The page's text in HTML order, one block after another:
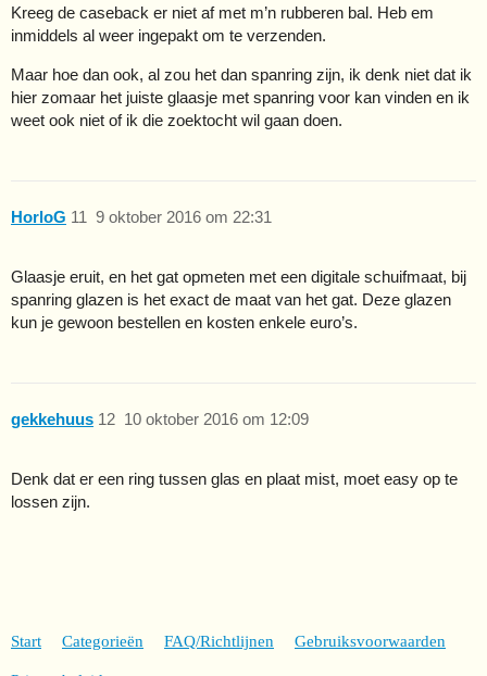
Kreeg de caseback er niet af met m’n rubberen bal. Heb em
inmiddels al weer ingepakt om te verzenden.
Maar hoe dan ook, al zou het dan spanring zijn, ik denk niet dat ik
hier zomaar het juiste glaasje met spanring voor kan vinden en ik
weet ook niet of ik die zoektocht wil gaan doen.
HorloG 9 oktober 2016 om 22:31
11
Glaasje eruit, en het gat opmeten met een digitale schuifmaat, bij
spanring glazen is het exact de maat van het gat. Deze glazen
kun je gewoon bestellen en kosten enkele euro’s.
gekkehuus 10 oktober 2016 om 12:09
12
Denk dat er een ring tussen glas en plaat mist, moet easy op te
lossen zijn.
Start Categorieën FAQ/Richtlijnen Gebruiksvoorwaarden